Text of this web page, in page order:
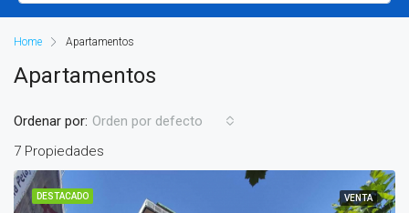
Home Apartamentos
Apartamentos
7 Propiedades
Ordenar por: Orden por defecto
DESTACADO VENTA